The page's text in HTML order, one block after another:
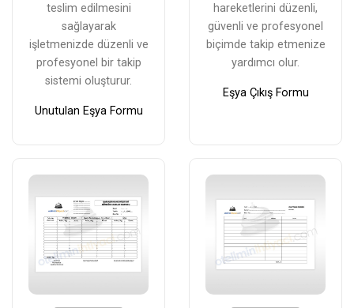
teslim edilmesini
sağlayarak
işletmenizde düzenli ve
profesyonel bir takip
sistemi oluşturur.
Unutulan Eşya Formu
hareketlerini düzenli,
güvenli ve profesyonel
biçimde takip etmenize
yardımcı olur.
Eşya Çıkış Formu